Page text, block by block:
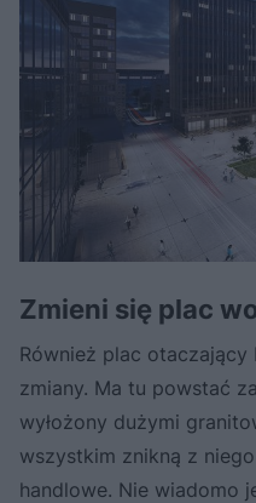
Zmieni się plac
Również plac
zmiany. Ma tu powstać
wyłożony dużymi
wszystkim znikną z
handlowe. Nie wiadomo